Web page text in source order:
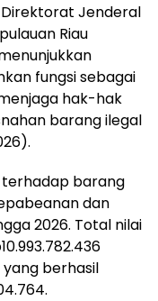
Jenderal
Riau
fungsi sebagai
hak-hak
barang ilegal
terhadap barang
dan
2026. Total nilai
berhasil